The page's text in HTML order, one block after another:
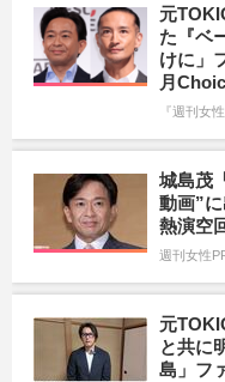
元
た『ベ
けに」
月
『週刊女
城島茂
動画”
熱演空
週刊女性
元
と共に
島」フ